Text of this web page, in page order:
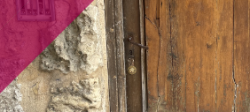
5KM 10KM 25KM